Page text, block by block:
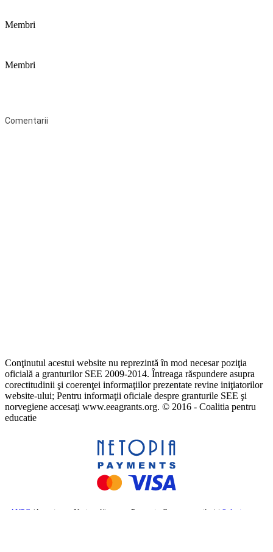
Membri
Membri
Comentarii
Conţinutul acestui website nu reprezintă în mod necesar poziţia
oficială a granturilor SEE 2009-2014. Întreaga răspundere asupra
corectitudinii şi coerenţei informaţiilor prezentate revine iniţiatorilor
website-ului; Pentru informaţii oficiale despre granturile SEE şi
norvegiene accesaţi www.eeagrants.org. © 2016 - Coalitia pentru
educatie
ANPC (Autoritatea Națională pentru Protecția Consumatorilor) | Soluționarea